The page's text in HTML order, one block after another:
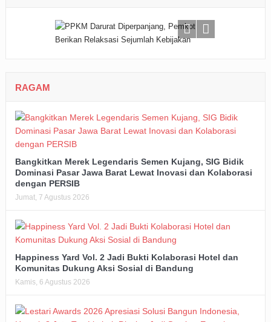
RAGAM
Bangkitkan Merek Legendaris Semen Kujang, SIG Bidik
Dominasi Pasar Jawa Barat Lewat Inovasi dan Kolaborasi
dengan PERSIB
Jumat, 7 Agustus 2026
Happiness Yard Vol. 2 Jadi Bukti Kolaborasi Hotel dan
Komunitas Dukung Aksi Sosial di Bandung
Kamis, 6 Agustus 2026